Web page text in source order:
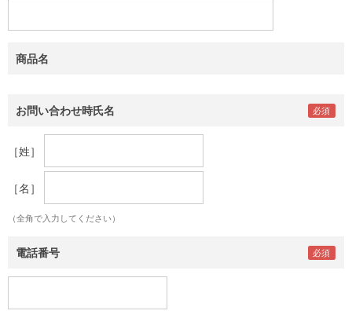
商品名
お問い合わせ時氏名
［姓］
［名］
（全角で入力してください）
電話番号